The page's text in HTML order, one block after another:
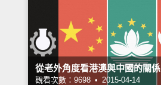
從老外角度看港澳與中國的關係
觀看次數：9698 • 2015-04-14